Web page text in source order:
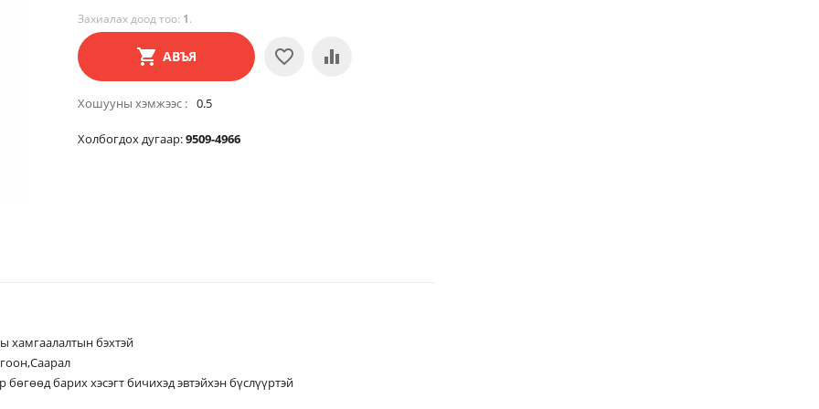
Захиалах доод тоо: 1.
АВЪЯ
Хошууны хэмжээс 0.5
Холбогдох дугаар:9509-4966
бэхтэй
барих хэсэгт бичихэд эвтэйхэн бүслүүртэй